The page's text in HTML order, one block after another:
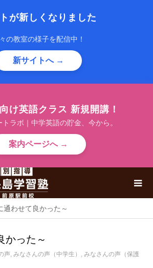
が新しくなりました
の教室の様子を配信中！
新サイトへ →
け英語クラス 新規開講！
トラボ｜中学英語の貯金、今から。
案内ページへ →
通わせて良かった～
かった～
声, みなさんの声（中学生） , みなさんの声（保護